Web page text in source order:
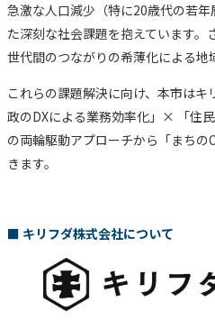
急激な人口減少（特に20歳代の若
た深刻な社会課題を抱えています
世代間のつながりの希薄化による地
これらの課題解決に向け、本市は
政のDXによる業務効率化」× 「住
の両輪駆動アプローチから「まちの
きます。
■ キリフダ株式会社について